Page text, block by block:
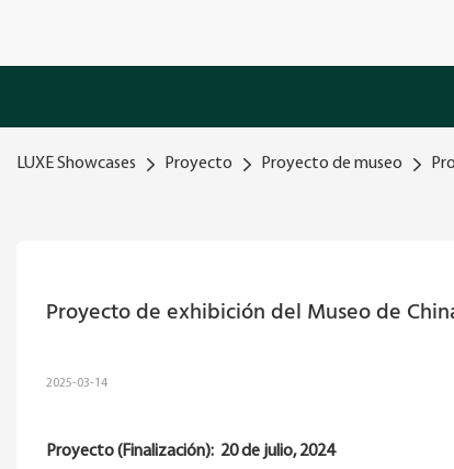
LUXE Showcases Proyecto Proyecto de museo
Proyecto de exhibición del Museo de
2025-03-14
Proyecto (Finalización): 20 de julio, 2024